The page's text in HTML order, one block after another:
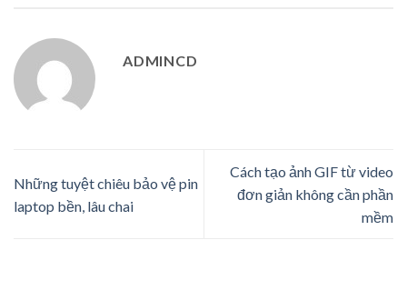
ADMINCD
Những tuyệt chiêu bảo vệ pin
laptop bền, lâu chai
Cách tạo ảnh GIF từ video
đơn giản không cần phần
mềm